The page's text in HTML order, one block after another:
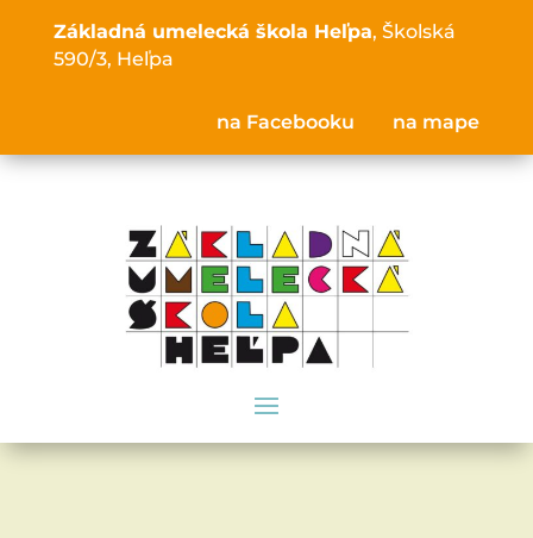
Základná umelecká škola Heľpa, Školská
590/3, Heľpa
na Facebooku na mape